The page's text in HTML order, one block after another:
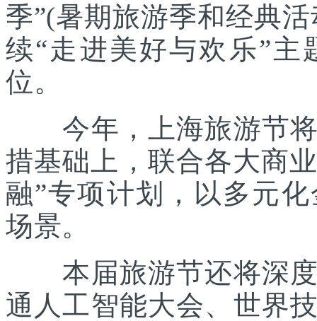
季”(暑期旅游季和经典
续“走进美好与欢乐”主
位。
今年，上海旅游节将
措基础上，联合各大商
融”专项计划，以多元
场景。
本届旅游节还将深度
通人工智能大会、世界